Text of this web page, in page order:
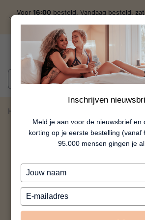
Inschrijven
Meld je aan voor de nieuwsbrief en
korting op je eerste bestelling (vanaf
95.000 mensen gingen je
Typ
je
naam
Typ
je
e-
Voor 16:00besteld, Vandaag besteld,
Wat zoek je?
Home